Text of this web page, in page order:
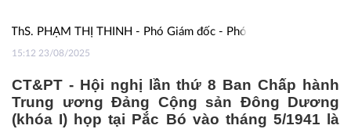
PHẠM THỊ THINH - Phó Giám đốc - Phó Tổng Biên tập Nhà
15:12 23/08/2025
CT&PT - Hội nghị lần thứ 8 Ban Chấp hành
Trung ương Đảng Cộng sản Đông Dương
(khóa I) họp tại Pắc Bó vào tháng 5/1941 là